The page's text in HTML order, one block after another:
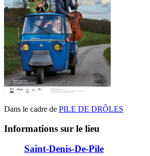
Dans le cadre de PILE DE DRÔLES
Informations sur le lieu
Saint-Denis-De-Pile